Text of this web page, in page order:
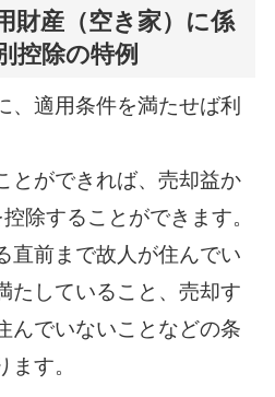
財産（空き家）に係
控除の特例
、適用条件を満たせば利
とができれば、売却益か
除することができます。
直前まで故人が住んでい
たしていること、売却す
んでいないことなどの条
す。